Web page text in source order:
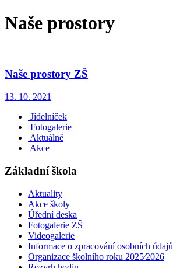
Naše prostory
Naše prostory ZŠ
13. 10. 2021
Jídelníček
Fotogalerie
Aktuálně
Akce
Základní škola
Aktuality
Akce školy
Úřední deska
Fotogalerie ZŠ
Videogalerie
Informace o zpracování osobních údajů
Organizace školního roku 2025⁄2026